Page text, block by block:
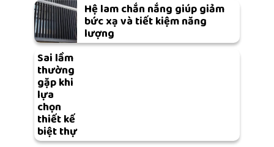
Hệ lam chắn nắng giúp giảm
bức xạ và tiết kiệm năng
lượng
Sai lầm
thường
gặp khi
lựa
chọn
thiết kế
biệt thự